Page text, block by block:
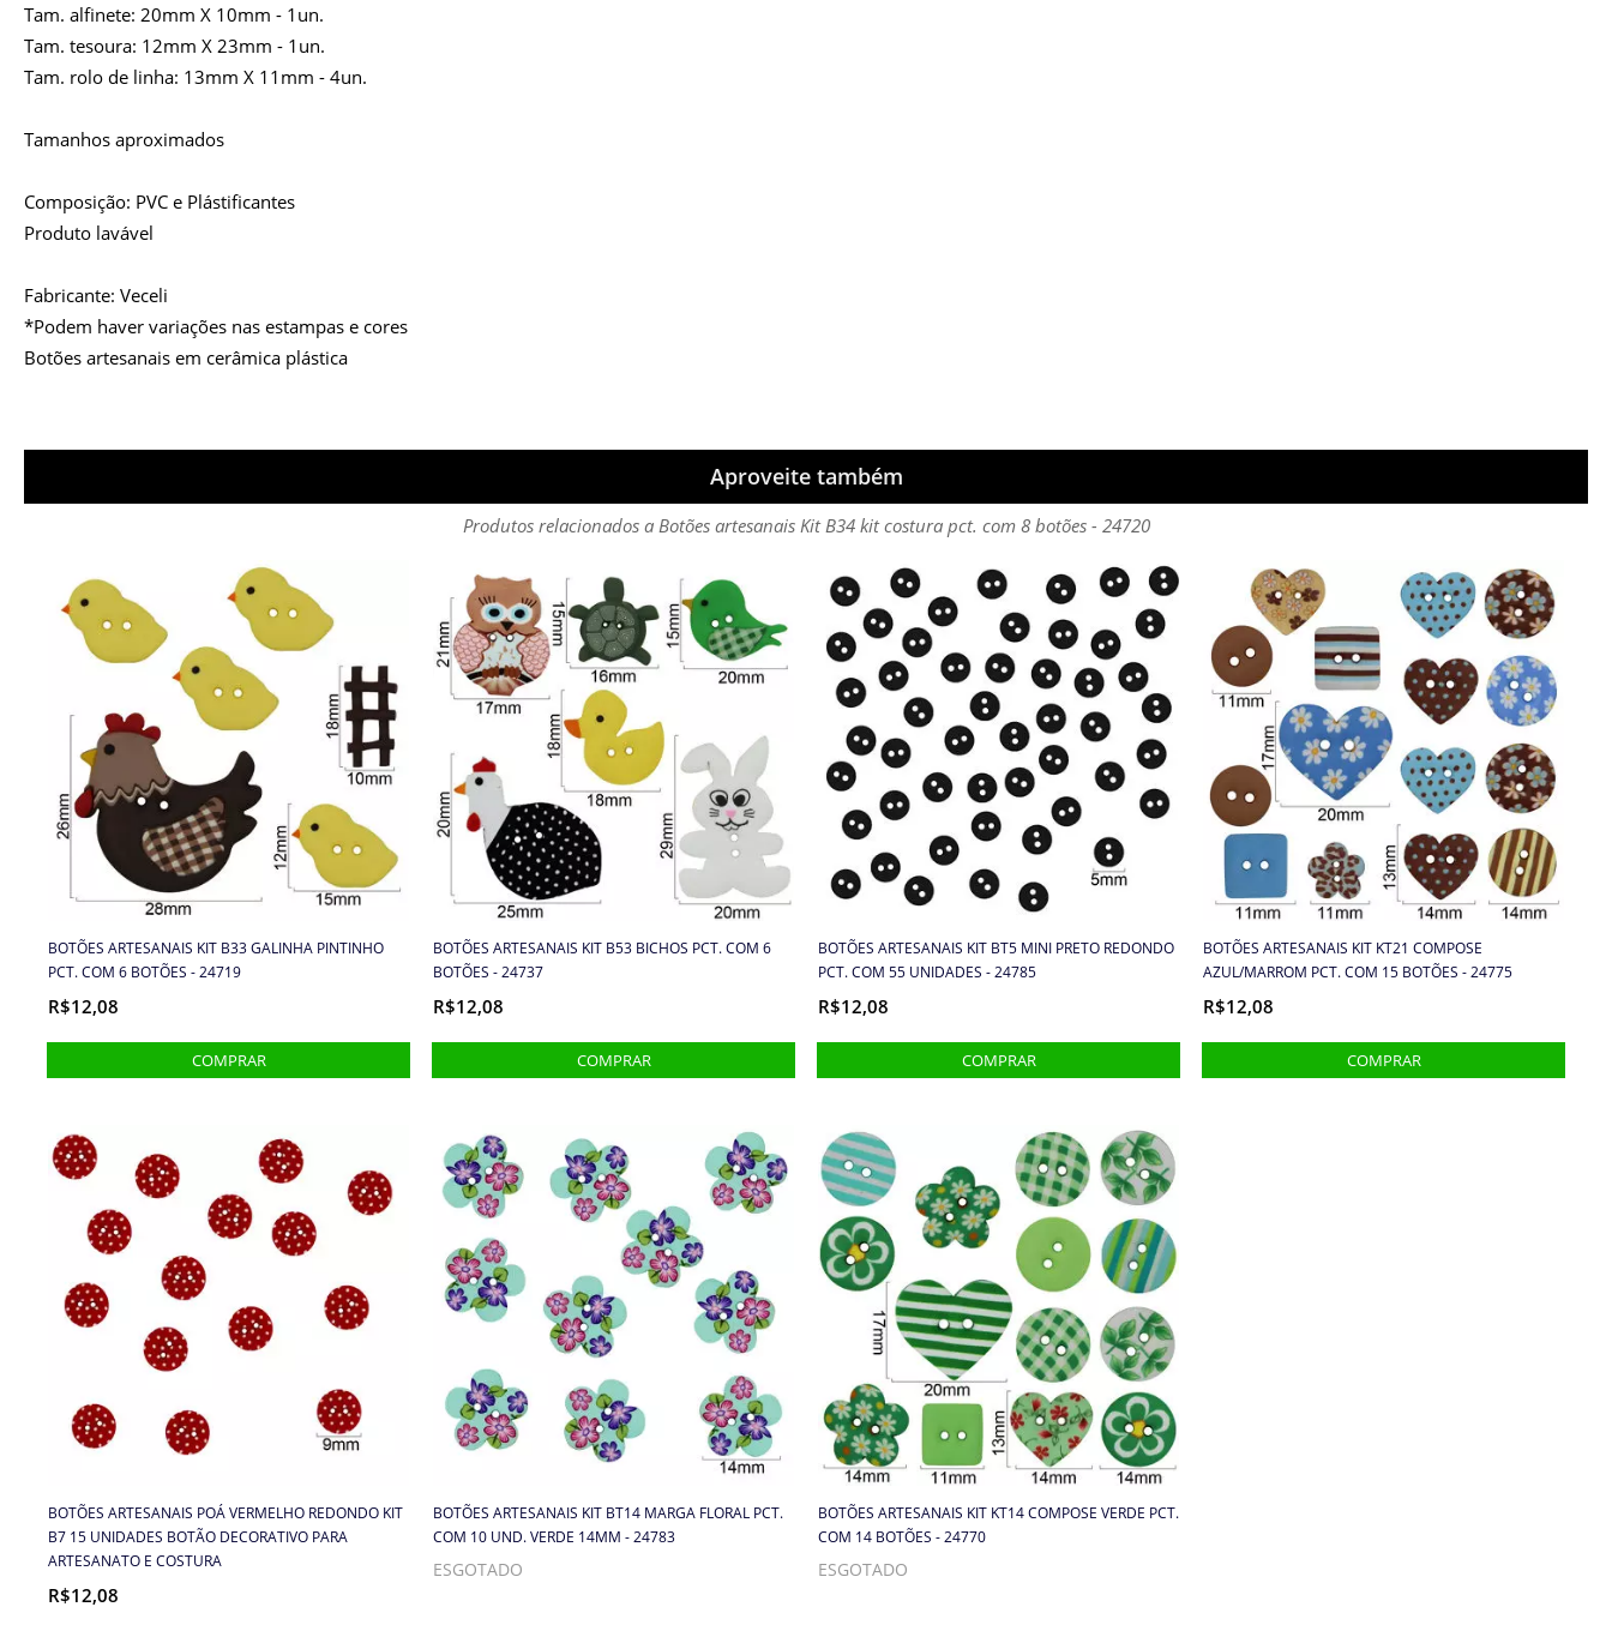
Tam. alfinete: 20mm X 10mm - 1un.
Tam. tesoura: 12mm X 23mm - 1un.
Tam. rolo de linha: 13mm X 11mm - 4un.
Tamanhos aproximados
Composição: PVC e Plástificantes
Produto lavável
Fabricante: Veceli
*Podem haver variações nas estampas e cores
Botões artesanais em cerâmica plástica
Aproveite também
Produtos relacionados a Botões artesanais Kit B34 kit costura pct. com 8 botões - 24720
BOTÕES ARTESANAIS KIT B33 GALINHA PINTINHO
PCT. COM 6 BOTÕES - 24719
R$12,08
BOTÕES ARTESANAIS KIT B53 BICHOS PCT. COM 6
BOTÕES - 24737
R$12,08
BOTÕES ARTESANAIS KIT BT5 MINI PRETO REDONDO
PCT. COM 55 UNIDADES - 24785
R$12,08
BOTÕES ARTESANAIS KIT KT21 COMPOSE
AZUL/MARROM PCT. COM 15 BOTÕES - 24775
R$12,08
BOTÕES ARTESANAIS POÁ VERMELHO REDONDO KIT
B7 15 UNIDADES BOTÃO DECORATIVO PARA
ARTESANATO E COSTURA
R$12,08
BOTÕES ARTESANAIS KIT BT14 MARGA FLORAL PCT.
COM 10 UND. VERDE 14MM - 24783
ESGOTADO
BOTÕES ARTESANAIS KIT KT14 COMPOSE VERDE PCT.
COM 14 BOTÕES - 24770
ESGOTADO